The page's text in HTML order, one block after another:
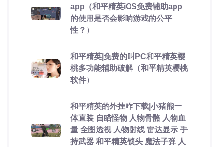
app（和平精英iOS免费辅助app
的使用是否会影响游戏的公平
性？）
和平精英|免费的叫PC和平精英樱
桃多功能辅助破解（和平精英樱桃
软件）
和平精英的外挂咋下载|小猪熊一
体直装 自瞄怪物 人物骨骼 人物血
量 全图透视 人物射线 雷达显示 手
持武器 和平精英锁头 魔法子弹 人